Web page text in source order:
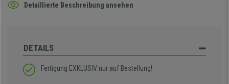
Detaillierte Beschreibung ansehen
DETAILS
Fertigung EXKLUSIV nur auf Bestellung!